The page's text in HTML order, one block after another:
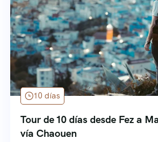
10 días
Tour de 10 días desde Fez a
vía Chaouen